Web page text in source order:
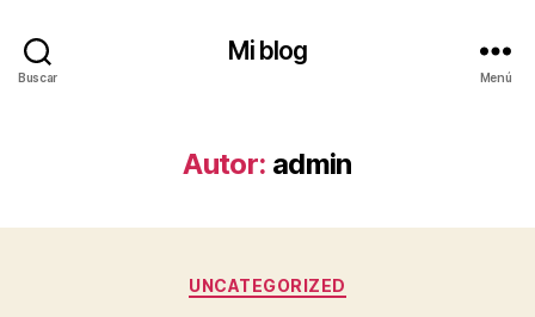
Buscar
Mi blog
Menú
Autor: admin
Categorías
UNCATEGORIZED